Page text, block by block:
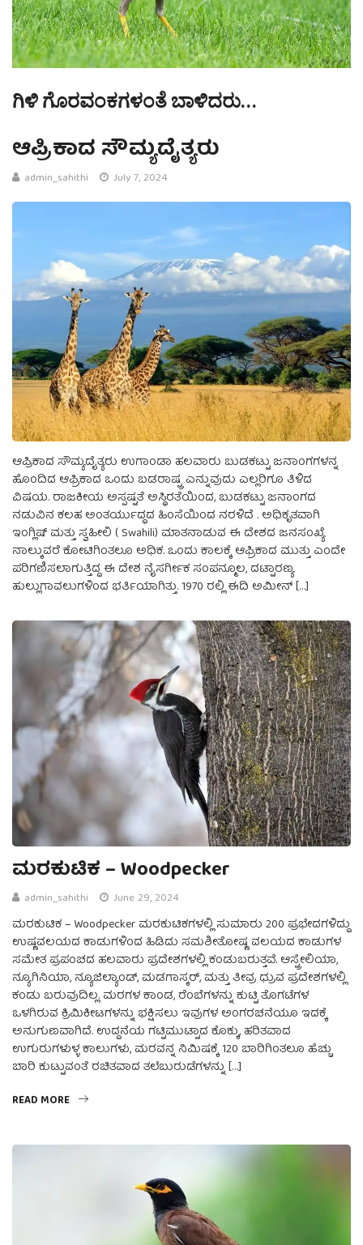
ಗಿಳಿ ಗೊರವಂಕಗಳಂತೆ ಬಾಳಿದರು…
ಆಪ್ರಿಕಾದ ಸೌಮ್ಯದೈತ್ಯರು
admin_sahithi July 7, 2024
ಆಪ್ರಿಕಾದ ಸೌಮ್ಯದೈತ್ಯರು ಉಗಾಂಡಾ ಹಲವಾರು ಬುಡಕಟ್ಟು ಜನಾಂಗಗಳನ್ನ
ಹೊಂದಿದ ಆಫ್ರಿಕಾದ ಒಂದು ಬಡರಾಷ್ಟ್ರ ಎನ್ನುವುದು ಎಲ್ಲರಿಗೂ ತಿಳಿದ
ವಿಷಯ. ರಾಜಕೀಯ ಅಸ್ಪಷ್ಟತೆ ಅಸ್ಥಿರತೆಯಿಂದ, ಬುಡಕಟ್ಟು ಜನಾಂಗದ
ನಡುವಿನ ಕಲಹ ಅಂತರ್ಯುದ್ಧದ ಹಿಂಸೆಯಿಂದ ನರಳಿದೆ . ಅಧಿಕೃತವಾಗಿ
ಇಂಗ್ಲಿಷ್ ಮತ್ತು ಸ್ವಹೀಲಿ ( Swahili) ಮಾತನಾಡುವ ಈ ದೇಶದ ಜನಸಂಖ್ಯೆ
ನಾಲ್ಕುವರೆ ಕೋಟಿಗಿಂತಲೂ ಅಧಿಕ. ಒಂದು ಕಾಲಕ್ಕೆ ಆಫ್ರಿಕಾದ ಮುತ್ತು ಎಂದೇ
ಪರಿಗಣಿಸಲಾಗುತ್ತಿದ್ದ ಈ ದೇಶ ನೈಸರ್ಗೀಕ ಸಂಪನ್ಮೂಲ, ದಟ್ಟಾರಣ್ಯ
ಹುಲ್ಲುಗಾವಲುಗಳಿಂದ ಭರ್ತಿಯಾಗಿತ್ತು. 1970 ರಲ್ಲಿ ಈದಿ ಅಮೀನ್ […]
ಮರಕುಟಿಕ – Woodpecker
admin_sahithi June 29, 2024
ಮರಕುಟಿಕ – Woodpecker ಮರಕುಟಿಕಗಳಲ್ಲಿ ಸುಮಾರು 200 ಪ್ರಭೇದಗಳಿದ್ದು
ಉಷ್ಣವಲಯದ ಕಾಡುಗಳಿಂದ ಹಿಡಿದು ಸಮಶೀತೋಷ್ಣ ವಲಯದ ಕಾಡುಗಳ
ಸಮೇತ ಪ್ರಪಂಚದ ಹಲವಾರು ಪ್ರದೇಶಗಳಲ್ಲಿ ಕಂಡುಬರುತ್ತವೆ. ಆಸ್ಟ್ರೇಲಿಯಾ,
ನ್ಯೂಗಿನಿಯಾ, ನ್ಯೂಜಿಲ್ಯಾಂಡ್, ಮಡಗಾಸ್ಕರ್, ಮತ್ತು ತೀವ್ರ ಧ್ರುವ ಪ್ರದೇಶಗಳಲ್ಲಿ
ಕಂಡು ಬರುವುದಿಲ್ಲ. ಮರಗಳ ಕಾಂಡ, ರೆಂಬೆಗಳನ್ನು ಕುಟ್ಟಿ ತೊಗಟೆಗಳ
ಒಳಗಿರುವ ಕ್ರಿಮಿಕೀಟಗಳನ್ನು ಭಕ್ಷಿಸಲು ಇವುಗಳ ಅಂಗರಚನೆಯೂ ಇದಕ್ಕೆ
ಅನುಗುಣವಾಗಿದೆ. ಉದ್ದನೆಯ ಗಟ್ಟಿಮುಟ್ಟಾದ ಕೊಕ್ಕು, ಹರಿತವಾದ
ಉಗುರುಗಳುಳ್ಳ ಕಾಲುಗಳು, ಮರವನ್ನ ನಿಮಿಷಕ್ಕೆ 120 ಬಾರಿಗಿಂತಲೂ ಹೆಚ್ಚು
ಬಾರಿ ಕುಟ್ಟುವಂತೆ ರಚಿತವಾದ ತಲೆಬುರುಡೆಗಳನ್ನು […]
READ MORE